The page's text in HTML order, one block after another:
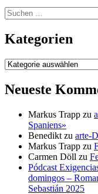
Suchen
nach:
Kategorien
Kategorien
Neueste
Markus Trapp zu
Spaniens»
Benedikt zu arte-
Markus Trapp zu
Carmen Döll zu
Pódcast
domingos –
Sebastián 2025